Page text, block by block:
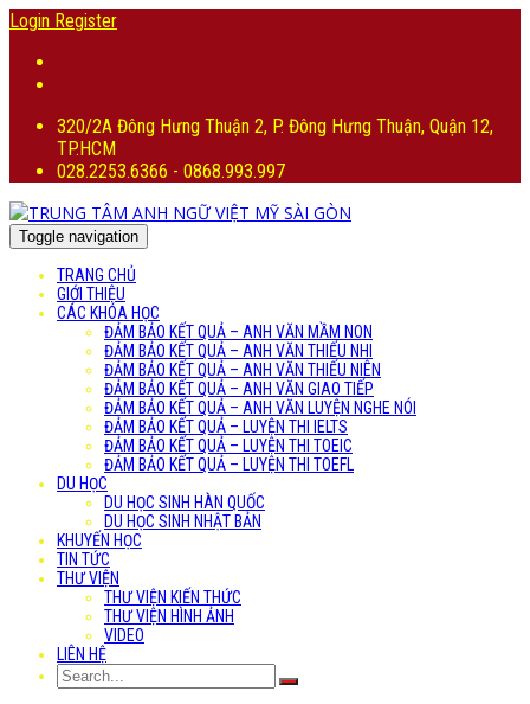
Login Register
320/2A Đông Hưng Thuận 2, P. Đông Hưng Thuận, Quận 12,
TP.HCM
028.2253.6366 - 0868.993.997
Toggle navigation
TRANG CHỦ
GIỚI THIỆU
CÁC KHÓA HỌC
ĐẢM BẢO KẾT QUẢ – ANH VĂN MẦM NON
ĐẢM BẢO KẾT QUẢ – ANH VĂN THIẾU NHI
ĐẢM BẢO KẾT QUẢ – ANH VĂN THIẾU NIÊN
ĐẢM BẢO KẾT QUẢ – ANH VĂN GIAO TIẾP
ĐẢM BẢO KẾT QUẢ – ANH VĂN LUYỆN NGHE NÓI
ĐẢM BẢO KẾT QUẢ – LUYỆN THI IELTS
ĐẢM BẢO KẾT QUẢ – LUYỆN THI TOEIC
ĐẢM BẢO KẾT QUẢ – LUYỆN THI TOEFL
DU HỌC
DU HỌC SINH HÀN QUỐC
DU HỌC SINH NHẬT BẢN
KHUYẾN HỌC
TIN TỨC
THƯ VIỆN
THƯ VIỆN KIẾN THỨC
THƯ VIỆN HÌNH ẢNH
VIDEO
LIÊN HỆ